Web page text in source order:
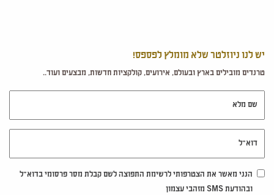
יש לנו ניוזלטר שלא מומלץ לפספס!
טרנדים מובילים בארץ ובעולם, אירועים, קולקציות חדשות, מבצעים ועוד..
הנני מאשר את הצטרפותי לרשימת התפוצה לשם קבלת מסר פרסומי בדוא"ל
ובהודעת SMS מזהבי עצמון